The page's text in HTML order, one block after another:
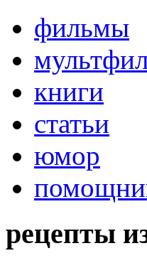
фильмы
книги
статьи
юмор
рецепты